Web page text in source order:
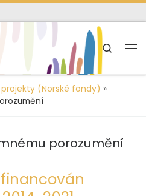
Search
(Norské fondy) »
porozumění